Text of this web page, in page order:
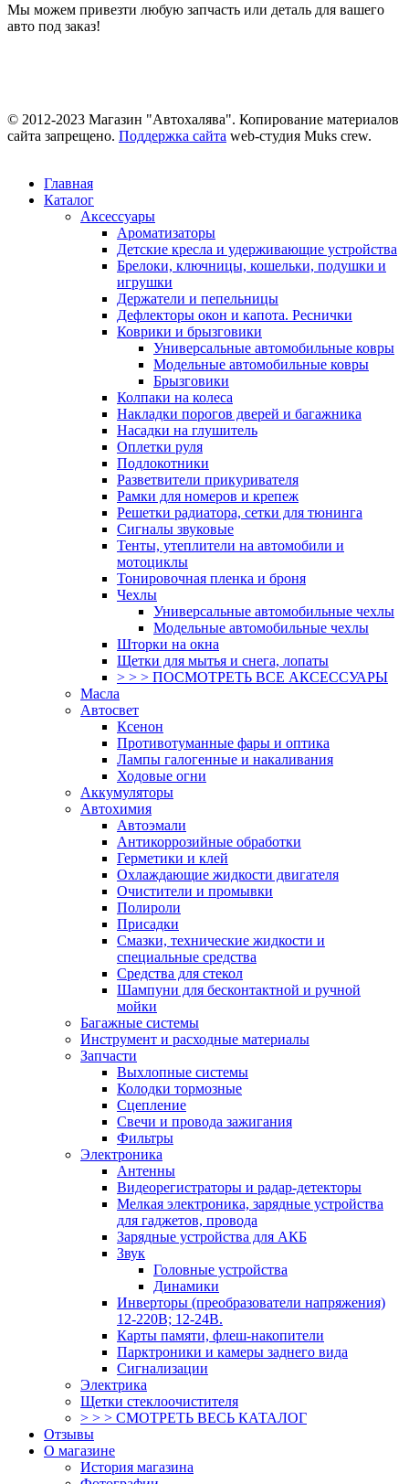
Мы можем привезти любую запчасть или деталь для вашего
авто под заказ!
© 2012-2023 Магазин "Автохалява". Копирование материалов
сайта запрещено. Поддержка сайта web-студия Muks crew.
Главная
Каталог
Аксессуары
Ароматизаторы
Детские кресла и удерживающие устройства
Брелоки, ключницы, кошельки, подушки и
игрушки
Держатели и пепельницы
Дефлекторы окон и капота. Реснички
Коврики и брызговики
Универсальные автомобильные ковры
Модельные автомобильные ковры
Брызговики
Колпаки на колеса
Накладки порогов дверей и багажника
Насадки на глушитель
Оплетки руля
Подлокотники
Разветвители прикуривателя
Рамки для номеров и крепеж
Решетки радиатора, сетки для тюнинга
Сигналы звуковые
Тенты, утеплители на автомобили и
мотоциклы
Тонировочная пленка и броня
Чехлы
Универсальные автомобильные чехлы
Модельные автомобильные чехлы
Шторки на окна
Щетки для мытья и снега, лопаты
> > > ПОСМОТРЕТЬ ВСЕ АКСЕССУАРЫ
Масла
Автосвет
Ксенон
Противотуманные фары и оптика
Лампы галогенные и накаливания
Ходовые огни
Аккумуляторы
Автохимия
Автоэмали
Антикоррозийные обработки
Герметики и клей
Охлаждающие жидкости двигателя
Очистители и промывки
Полироли
Присадки
Смазки, технические жидкости и
специальные средства
Средства для стекол
Шампуни для бесконтактной и ручной
мойки
Багажные системы
Инструмент и расходные материалы
Запчасти
Выхлопные системы
Колодки тормозные
Сцепление
Свечи и провода зажигания
Фильтры
Электроника
Антенны
Видеорегистраторы и радар-детекторы
Мелкая электроника, зарядные устройства
для гаджетов, провода
Зарядные устройства для АКБ
Звук
Головные устройства
Динамики
Инверторы (преобразователи напряжения)
12-220В; 12-24В.
Карты памяти, флеш-накопители
Парктроники и камеры заднего вида
Сигнализации
Электрика
Щетки стеклоочистителя
> > > СМОТРЕТЬ ВЕСЬ КАТАЛОГ
Отзывы
О магазине
История магазина